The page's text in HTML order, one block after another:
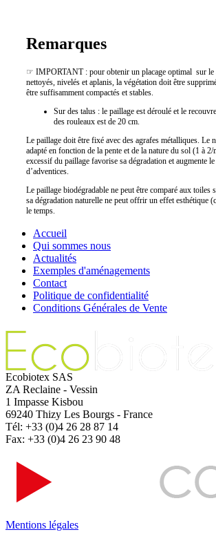
Remarques
☞ IMPORTANT : pour obtenir un placage optimal sur
nettoyés, nivelés et aplanis, la végétation doit être
être suffisamment compactés et stables.
Sur des talus : le paillage est déroulé et le
des rouleaux est de 20 cm.
Le paillage doit être fixé avec des agrafes métalliques. Le
adapté en fonction de la pente et de la nature du sol (1 à
excessif du paillage favorise sa dégradation et augmente
d’adventices.
Le paillage biodégradable ne peut être comparé aux toiles
sa dégradation naturelle ne peut offrir un effet esthétique
le temps.
Accueil
Qui sommes nous
Actualités
Exemples d'aménagements
Contact
Politique de confidentialité
Conditions Générales de Vente
Ecobiotex SAS
ZA Reclaine - Vessin
1 Impasse Kisbou
69240 Thizy Les Bourgs - France
Tél: +33 (0)4 26 28 87 14
Fax: +33 (0)4 26 23 90 48
Mentions légales